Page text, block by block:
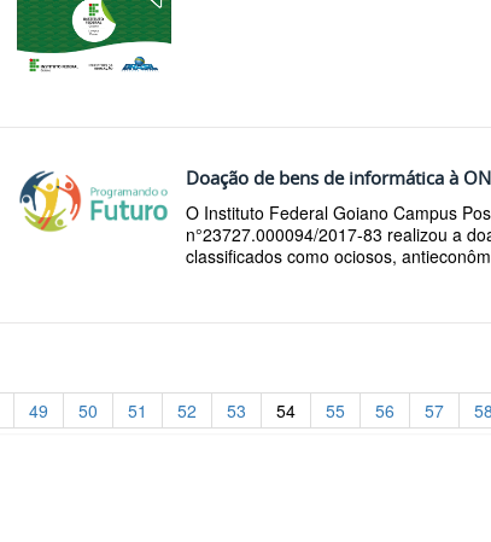
Doação de bens de informática à
O Instituto Federal Goiano Campus
n°23727.000094/2017-83 realizou a
classificados como ociosos,
49 50 51 52 53 54 55 56 57 58